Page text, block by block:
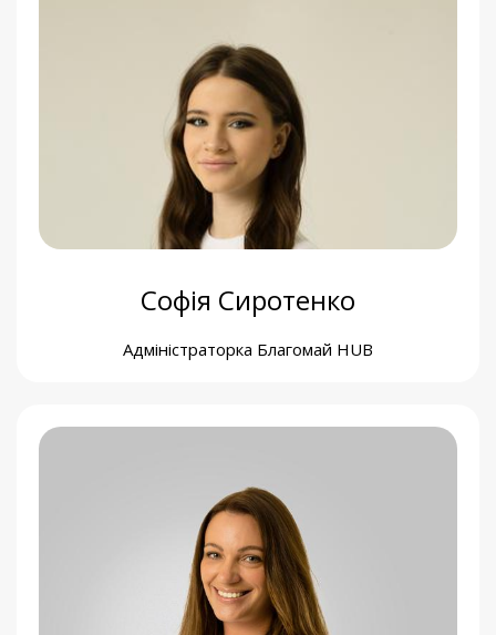
Софія Сиротенко
Адміністраторка Благомай HUB
Ніна Мацько
Асистентка Співзасновниці Фонду
Іванова Катерина